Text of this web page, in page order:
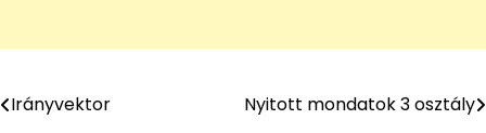
Bejegyzés
Irányvektor Nyitott mondatok 3 osztály